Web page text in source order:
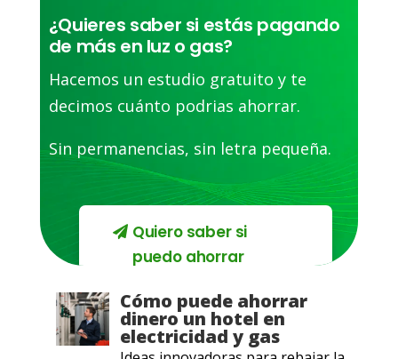
¿Quieres saber si estás pagando
de más en luz o gas?
Hacemos un estudio gratuito y te
decimos cuánto podrias ahorrar.
Sin permanencias, sin letra pequeña.
Quiero saber si
puedo ahorrar
Cómo puede ahorrar
dinero un hotel en
electricidad y gas